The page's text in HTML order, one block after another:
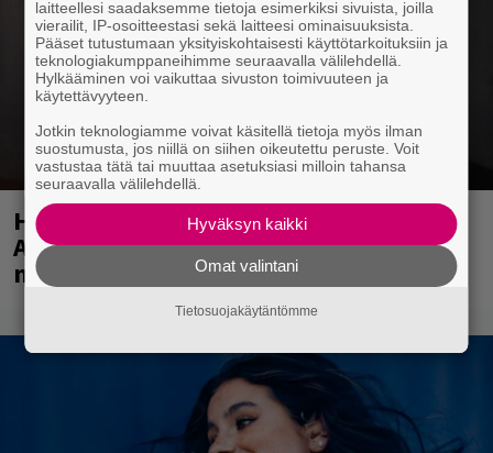
Huomenna se ilmestyy – CMX:stä tutun
A.W. Yrjänän uutuusalbumi om
mammuttimainen kokonaisuus
laitteellesi saadaksemme tietoja esimerkiksi sivuista, joilla
vierailit, IP-osoitteestasi sekä laitteesi ominaisuuksista.
Pääset tutustumaan yksityiskohtaisesti käyttötarkoituksiin ja
teknologiakumppaneihimme seuraavalla välilehdellä.
Hylkääminen voi vaikuttaa sivuston toimivuuteen ja
käytettävyyteen.
Jotkin teknologiamme voivat käsitellä tietoja myös ilman
suostumusta, jos niillä on siihen oikeutettu peruste. Voit
vastustaa tätä tai muuttaa asetuksiasi milloin tahansa
seuraavalla välilehdellä.
Hyväksyn kaikki
Omat valintani
Tietosuojakäytäntömme